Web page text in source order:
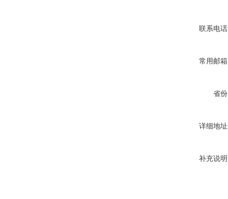
联系电
常用邮
省
详细地
补充说